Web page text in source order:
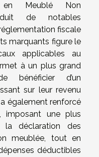
Meublé Non
de notables
fiscale
marquants figure le
applicables au
à un plus grand
bénéficier d’un
sur leur revenu
également renforcé
imposant une plus
la déclaration des
meublée, tout en
déductibles